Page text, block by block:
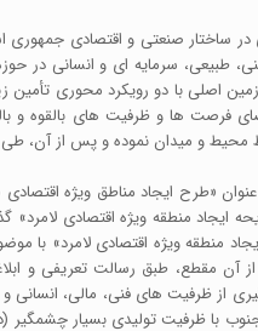
ساختار صنعتی و اقتصادی
طبیعی، سرمایه ای و انسانی در
اصلی با دو رویکرد محوری
فرصت ها و ظرفیت های بالقوه و
و میدان نموده و پس از آن، طی
تحت عنوان «طرح ایجاد مناطق ویژه
منطقه ویژه اقتصادی لامرد» با
آن مقطع، طبق رسالت تعریفی و
از ظرفیت های فنی، مالی،